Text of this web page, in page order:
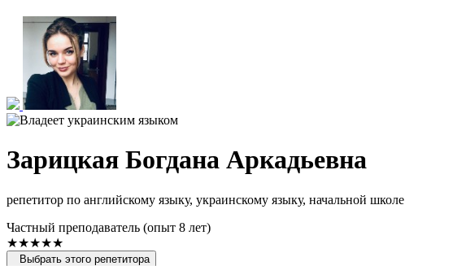
Зарицкая Богдана Аркадьевна
репетитор по английскому языку, украинскому языку, начальной школе
Частный преподаватель (опыт 8 лет)
★★★★★
Выбрать этого репетитора